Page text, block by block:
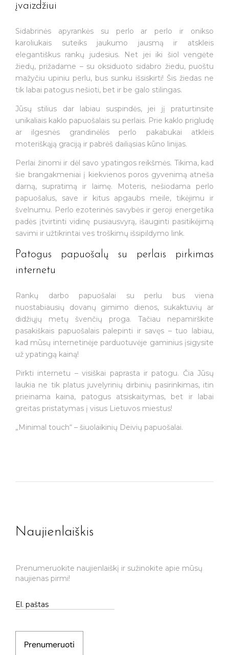
įvaizdžiui
Sidabrinės apyrankės su perlo ar perlo ir onikso
karoliukais suteiks jaukumo jausmą ir atskleis
elegantiškus rankų judesius. Net jei iki šiol vengėte
žiedų, prižadame – su oksiduoto sidabro žiedu, puoštu
mažyčiu upiniu perlu, bus sunku išsiskirti! Šis žiedas ne
tik labai patogus nešioti, bet ir be galo stilingas.
Jūsų stilius dar labiau suspindės, jei jį praturtinsite
unikaliais kaklo papuošalais su perlais. Prie kaklo prigludę
ar ilgesnės grandinėlės perlo pakabukai atkleis
moteriškąją graciją ir pabrėš dailiąsias kūno linijas.
Perlai žinomi ir dėl savo ypatingos reikšmės. Tikima, kad
šie brangakmeniai į kiekvienos poros gyvenimą atneša
darną, supratimą ir laimę. Moteris, nešiodama perlo
papuošalus, save ir kitus apgaubs meile, tikėjimu ir
švelnumu. Perlo ezoterinės savybės ir geroji energetika
padės įtvirtinti vidinę pusiausvyrą, išauginti pasitikėjimą
savimi ir užtikrintai ves troškimų išsipildymo link.
Patogus papuošalų su perlais pirkimas
internetu
Rankų darbo papuošalai su perlu bus viena
nuostabiausių dovanų gimimo dienos, sukaktuvių ar
didžiųjų metų švenčių proga. Tačiau nepamirškite
pasakiškais papuošalais palepinti ir savęs – tuo labiau,
kad mūsų internetinėje parduotuvėje gaminius įsigysite
už ypatingą kainą!
Pirkti internetu – visiškai paprasta ir patogu. Čia Jūsų
laukia ne tik platus juvelyrinių dirbinių pasirinkimas, itin
prieinama kaina, patogus atsiskaitymas, bet ir labai
greitas pristatymas į visus Lietuvos miestus!
„Minimal touch“ – šiuolaikinių Deivių papuošalai.
Naujienlaiškis
Prenumeruokite naujienlaiškį ir sužinokite apie mūsų
naujienas pirmi!
Prenumeruoti